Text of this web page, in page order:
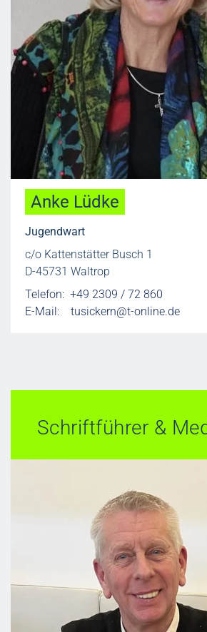
Anke Lüdke
Jugendwart
c/o Kattenstätter Busch 1
D-45731 Waltrop
Telefon: +49 2309 / 72 860
E-Mail: tusickern@t-online.de
Schriftführer &